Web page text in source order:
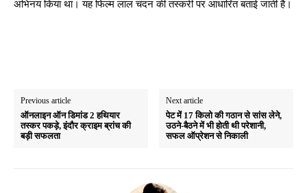
अभिनय किया था। यह फिल्म लाल चंदन की तस्करी पर आधारित बताई जाती है।
Previous article
ऑनलाइन ऑन डिमांड 2 हथियार
तस्कर पकड़े, इंदौर क्राइम ब्रांच की
बड़ी सफलता
Next article
पेट में 17 किलो की गठान से सांस लेने,
उठने-बैठने में भी होती थी परेशानी,
सफल ऑप्रेशन से निकाली